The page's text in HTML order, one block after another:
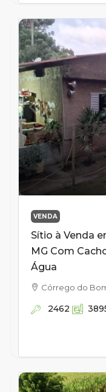
VENDA
Sítio à Venda
MG Com
Água
Córrego do
2462